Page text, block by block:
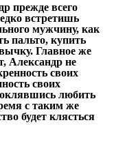
прежде всего
встретишь
мужчину, как
пальто, купить
Главное же
Александр не
своих
своих
любить
с таким же
будет клясться